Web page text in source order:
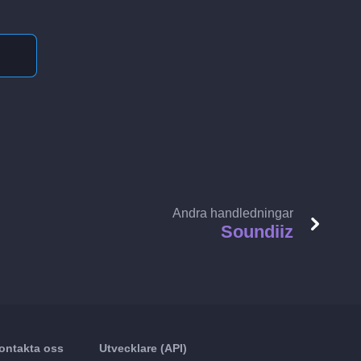
Andra handledningar
Soundiiz
oss Utvecklare (API)